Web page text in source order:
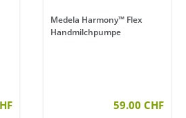
Medela Harmony™ Flex
Handmilchpumpe
59.00 CHF